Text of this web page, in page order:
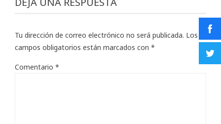
Tu dirección de correo electrónico no será publicada. Los
campos obligatorios están marcados con *
Comentario *